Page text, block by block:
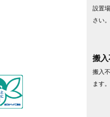
設置
さい
搬
搬入
ます。